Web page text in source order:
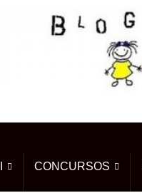
CONCURSOS